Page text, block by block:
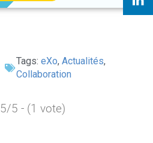
Tags: eXo,Actualités,
Collaboration
5/5 - (1 vote)